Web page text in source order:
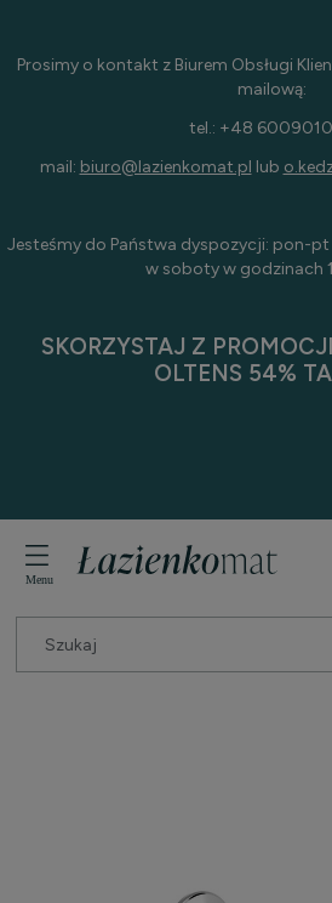
Prosimy o kontakt z Biurem Obsługi
mailową:
tel.: +48
mail: biuro@lazienkomat.pl lub
Jesteśmy do Państwa dyspozycji: pon-
w soboty w godzinach
SKORZYSTAJ Z
OLTENS 54%